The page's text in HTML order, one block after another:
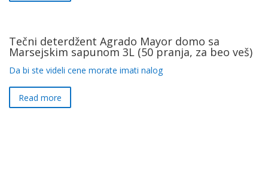
Tečni deterdžent Agrado Mayor domo sa
Marsejskim sapunom 3L (50 pranja, za beo veš)
Da bi ste videli cene morate imati nalog
Read more